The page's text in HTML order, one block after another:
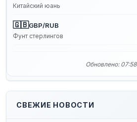
Китайский юань
🇬🇧GBP/RUB
Фунт стерлингов
Обновлено: 07:58
СВЕЖИЕ НОВОСТИ